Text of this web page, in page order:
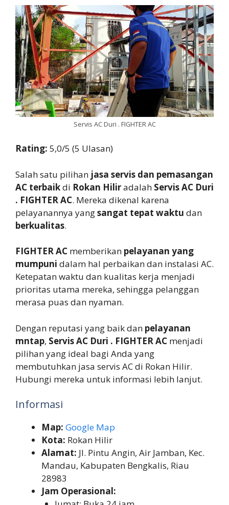
Servis AC Duri . FIGHTER AC
Rating: 5,0/5 (5 Ulasan)
Salah satu pilihan jasa servis dan pemasangan
AC terbaikdi Rokan Hiliradalah Servis AC Duri
. FIGHTER AC. Mereka dikenal karena
pelayanannya yangsangat tepat waktu dan
berkualitas.
FIGHTER AC memberikan pelayanan yang
mumpuni dalam hal perbaikan dan instalasi AC.
Ketepatan waktu dan kualitas kerja menjadi
prioritas utama mereka, sehingga pelanggan
merasa puas dan nyaman.
Dengan reputasi yang baik dan pelayanan
mntap, Servis AC Duri . FIGHTER AC menjadi
pilihan yang ideal bagi Anda yang
membutuhkan jasa servis AC di Rokan Hilir.
Hubungi mereka untuk informasi lebih lanjut.
Informasi
Map: Google Map
Kota: Rokan Hilir
Alamat: Jl. Pintu Angin, Air Jamban, Kec.
Mandau, Kabupaten Bengkalis, Riau
28983
Jam Operasional: